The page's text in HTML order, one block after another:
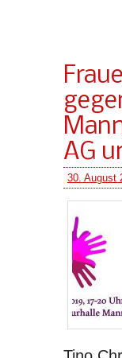
AG
30. August